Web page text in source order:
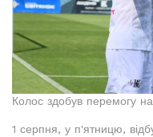
Колос здобув перемогу
1 серпня, у п'ятницю,